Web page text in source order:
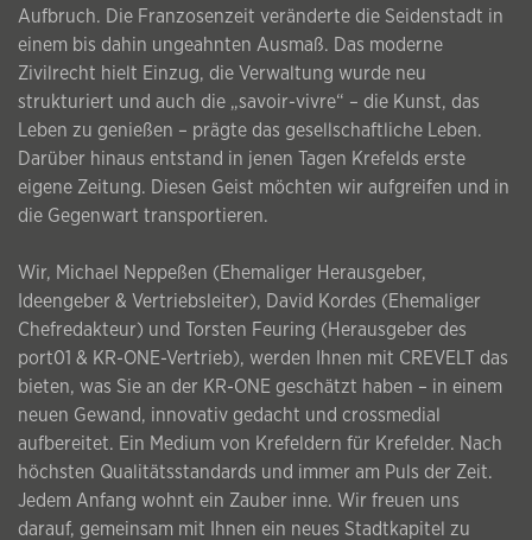
Aufbruch. Die Franzosenzeit veränderte die Seidenstadt in
einem bis dahin ungeahnten Ausmaß. Das moderne
Zivilrecht hielt Einzug, die Verwaltung wurde neu
strukturiert und auch die „savoir-vivre“ – die Kunst, das
Leben zu genießen – prägte das gesellschaftliche Leben.
Darüber hinaus entstand in jenen Tagen Krefelds erste
eigene Zeitung. Diesen Geist möchten wir aufgreifen und in
die Gegenwart transportieren.
Wir, Michael Neppeßen (Ehemaliger Herausgeber,
Ideengeber & Vertriebsleiter), David Kordes (Ehemaliger
Chefredakteur) und Torsten Feuring (Herausgeber des
port01 & KR-ONE-Vertrieb), werden Ihnen mit CREVELT das
bieten, was Sie an der KR-ONE geschätzt haben – in einem
neuen Gewand, innovativ gedacht und crossmedial
aufbereitet. Ein Medium von Krefeldern für Krefelder. Nach
höchsten Qualitätsstandards und immer am Puls der Zeit.
Jedem Anfang wohnt ein Zauber inne. Wir freuen uns
darauf, gemeinsam mit Ihnen ein neues Stadtkapitel zu